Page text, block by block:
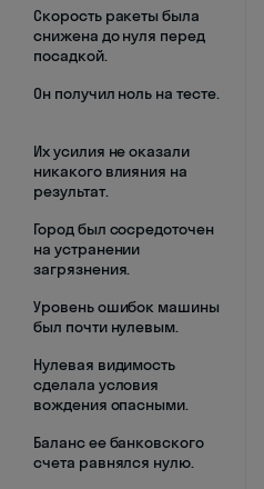
Скорость ракеты была
снижена до нуля перед
посадкой.
Он получил ноль на тесте.
Их усилия не оказали
никакого влияния на
результат.
Город был сосредоточен
на устранении
загрязнения.
Уровень ошибок машины
был почти нулевым.
Нулевая видимость
сделала условия
вождения опасными.
Баланс ее банковского
счета равнялся нулю.